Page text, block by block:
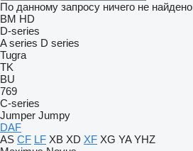
По данному запросу ничего не найдено
BM HD
D-series
A series D series
Tugra
TK
BU
769
C-series
Jumper Jumpy
DAF
AS CF LF XB XD XF XG YA YHZ